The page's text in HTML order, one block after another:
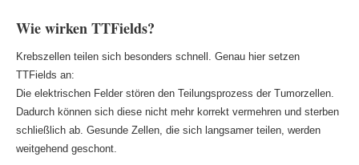
Wie wirken TTFields?
Krebszellen teilen sich besonders schnell. Genau hier setzen
TTFields an:
Die elektrischen Felder stören den Teilungsprozess der Tumorzellen.
Dadurch können sich diese nicht mehr korrekt vermehren und sterben
schließlich ab. Gesunde Zellen, die sich langsamer teilen, werden
weitgehend geschont.